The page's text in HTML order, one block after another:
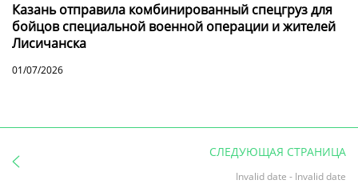
Казань отправила комбинированный спецгруз для
бойцов специальной военной операции и жителей
Лисичанска
01/07/2026
СЛЕДУЮЩАЯ СТРАНИЦА
Invalid date - Invalid date